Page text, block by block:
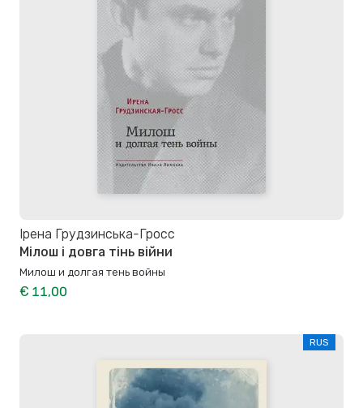
Ірена Грудзинська-Гросс
Мілош і довга тінь війни
Милош и долгая тень войны
€ 11,00
RUS